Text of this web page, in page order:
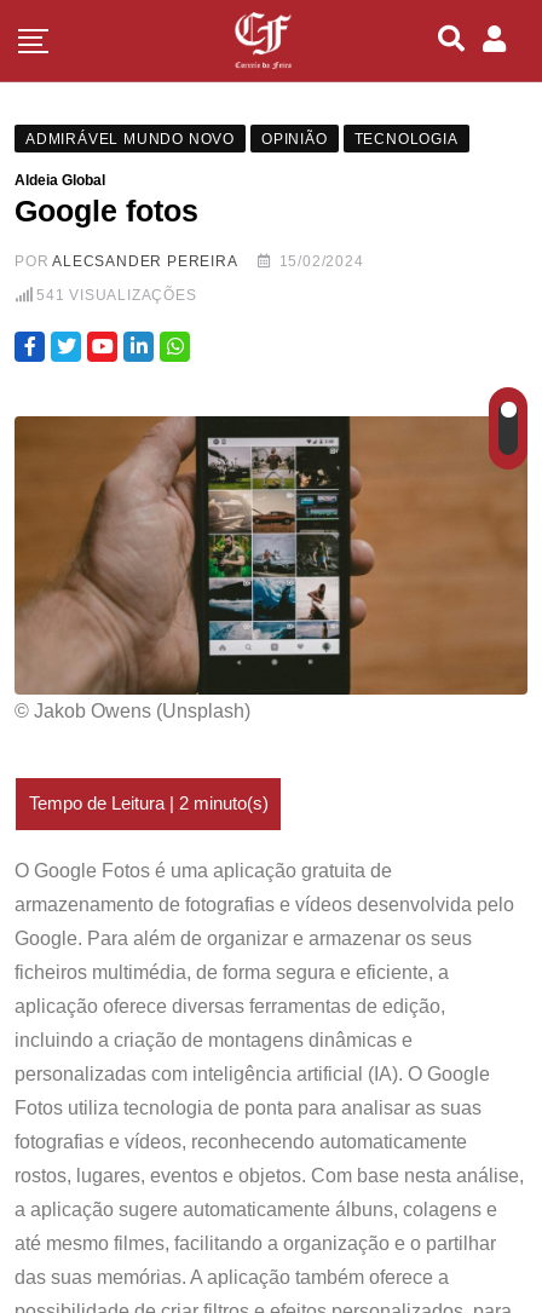
ADMIRÁVEL MUNDO NOVO OPINIÃO TECNOLOGIA
Aldeia Global
Google fotos
PORALECSANDER PEREIRA
15/02/2024
541 VISUALIZAÇÕES
© Jakob Owens (Unsplash)
O Google Fotos é uma aplicação gratuita de
armazenamento de fotografias e vídeos desenvolvida pelo
Google. Para além de organizar e armazenar os seus
ficheiros multimédia, de forma segura e eficiente, a
aplicação oferece diversas ferramentas de edição,
incluindo a criação de montagens dinâmicas e
personalizadas com inteligência artificial (IA). O Google
Fotos utiliza tecnologia de ponta para analisar as suas
fotografias e vídeos, reconhecendo automaticamente
rostos, lugares, eventos e objetos. Com base nesta análise,
a aplicação sugere automaticamente álbuns, colagens e
até mesmo filmes, facilitando a organização e o partilhar
das suas memórias. A aplicação também oferece a